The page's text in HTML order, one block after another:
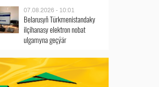
07.08.2026 - 10:01
Belarusyň Türkmenistandaky
ilçihanasy elektron nobat
ulgamyna geçýär